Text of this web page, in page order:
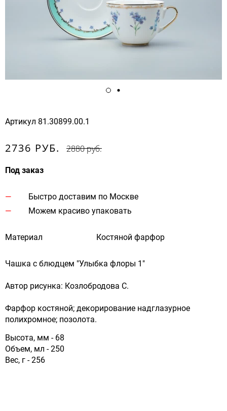
Артикул 81.30899.00.1
2736 РУБ. 2880 руб.
Под заказ
Быстро доставим по Москве
Можем красиво упаковать
Материал Костяной фарфор
Чашка с блюдцем "Улыбка флоры 1"
Автор рисунка: Козлобродова С.
Фарфор костяной; декорирование надглазурное
полихромное; позолота.
Высота, мм - 68
Объем, мл - 250
Вес, г - 256